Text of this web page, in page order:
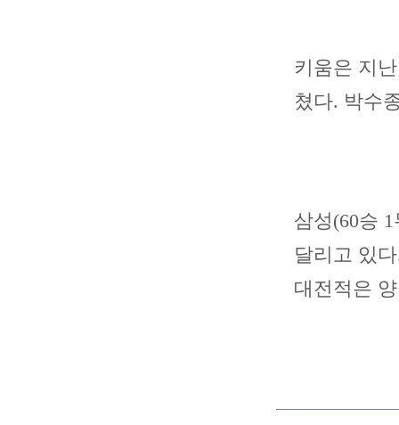
키움은 지
쳤다. 박수
삼성(60승
달리고 있
대전적은